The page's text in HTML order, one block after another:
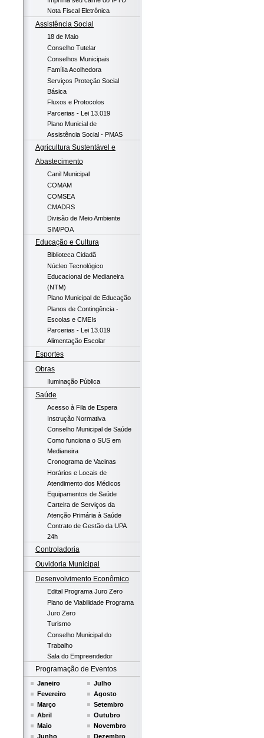
Nota Fiscal Eletrônica
Assistência Social
18 de Maio
Conselho Tutelar
Conselhos Municipais
Família Acolhedora
Serviços Proteção Social
Básica
Fluxos e Protocolos
Parcerias - Lei 13.019
Plano Municial de
Assistência Social - PMAS
Agricultura Sustentável e
Abastecimento
Canil Municipal
COMAM
COMSEA
CMADRS
Divisão de Meio Ambiente
SIM/POA
Educação e Cultura
Biblioteca Cidadã
Núcleo Tecnológico
Educacional de Medianeira
(NTM)
Plano Municipal de Educação
Planos de Contingência -
Escolas e CMEIs
Parcerias - Lei 13.019
Alimentação Escolar
Esportes
Obras
Iluminação Pública
Saúde
Acesso à Fila de Espera
Instrução Normativa
Conselho Municipal de Saúde
Como funciona o SUS em
Medianeira
Cronograma de Vacinas
Horários e Locais de
Atendimento dos Médicos
Equipamentos de Saúde
Carteira de Serviços da
Atenção Primária à Saúde
Contrato de Gestão da UPA
24h
Controladoria
Ouvidoria Municipal
Desenvolvimento Econômico
Edital Programa Juro Zero
Plano de Viabilidade Programa
Juro Zero
Turismo
Conselho Municipal do
Trabalho
Sala do Empreendedor
Programação de Eventos
Janeiro
Fevereiro
Março
Abril
Maio
Junho
Julho
Agosto
Setembro
Outubro
Novembro
Dezembro